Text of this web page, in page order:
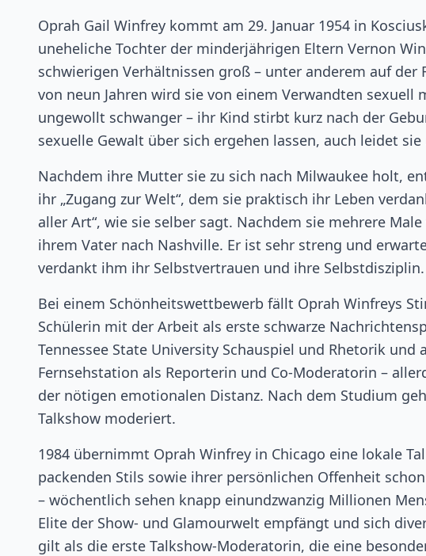
Oprah Gail Winfrey kommt am 29. Januar 1954 in
uneheliche Tochter der minderjährigen Eltern Vernon
schwierigen Verhältnissen groß – unter anderem auf
von neun Jahren wird sie von einem Verwandten
ungewollt schwanger – ihr Kind stirbt kurz nach der
sexuelle Gewalt über sich ergehen lassen, auch leidet
Nachdem ihre Mutter sie zu sich nach Milwaukee holt,
ihr „Zugang zur Welt“, dem sie praktisch ihr Leben
aller Art“, wie sie selber sagt. Nachdem sie mehrere
ihrem Vater nach Nashville. Er ist sehr streng und
verdankt ihm ihr Selbstvertrauen und ihre Selbstdisziplin.
Bei einem Schönheitswettbewerb fällt Oprah Winfreys
Schülerin mit der Arbeit als erste schwarze
Tennessee State University Schauspiel und Rhetorik
Fernsehstation als Reporterin und Co-Moderatorin –
der nötigen emotionalen Distanz. Nach dem Studium
Talkshow moderiert.
1984 übernimmt Oprah Winfrey in Chicago eine lokale
packenden Stils sowie ihrer persönlichen Offenheit
– wöchentlich sehen knapp einundzwanzig Millionen
Elite der Show- und Glamourwelt empfängt und sich
gilt als die erste Talkshow-Moderatorin, die eine